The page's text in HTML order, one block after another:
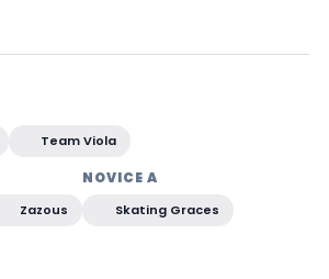
Team Viola
Zazous
NOVICE A
Skating Graces